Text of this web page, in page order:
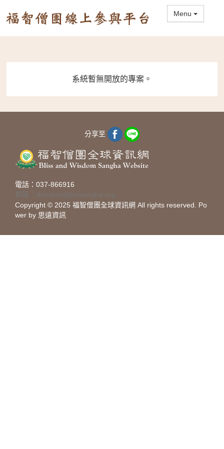
Menu
系統暫無開放的專案。
分享至
電話：037-866916
郵箱：donation@bwsangha.org
Copyright ©️ 2025 福智僧團全球資訊網 All rights reserved. Po
wer by 思遠資訊